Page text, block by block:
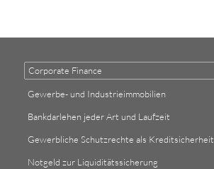
Corporate Finance
Gewerbe- und Industrieimmobilien
Bankdarlehen jeder Art und Laufzeit
Gewerbliche Schutzrechte als Kreditsicherheit
Notgeld zur Liquiditätssicherung